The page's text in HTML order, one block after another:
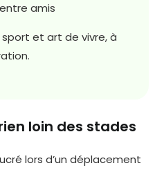
amis
et art de vivre, à
loin des stades
lors d’un déplacement